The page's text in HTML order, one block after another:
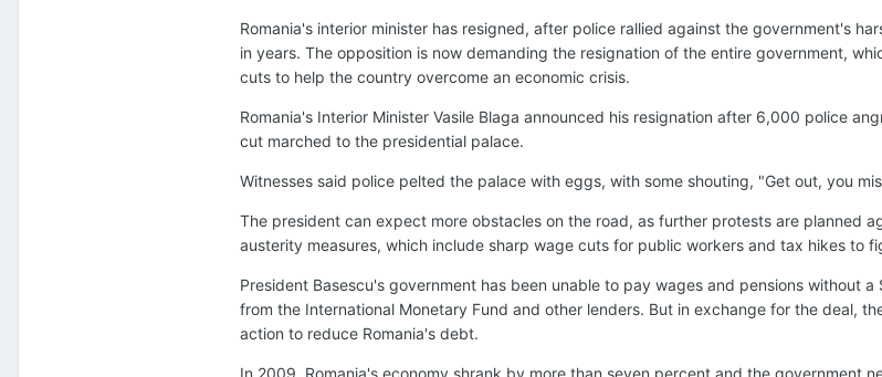
Romania's interior minister has resigned, after police rallied against the government's
in years. The opposition is now demanding the resignation of the entire government,
cuts to help the country overcome an economic crisis.
Romania's Interior Minister Vasile Blaga announced his resignation after 6,000 police
cut marched to the presidential palace.
Witnesses said police pelted the palace with eggs, with some shouting, "Get out, you
The president can expect more obstacles on the road, as further protests are planned
austerity measures, which include sharp wage cuts for public workers and tax hikes to
President Basescu's government has been unable to pay wages and pensions without a
from the International Monetary Fund and other lenders. But in exchange for the deal,
action to reduce Romania's debt.